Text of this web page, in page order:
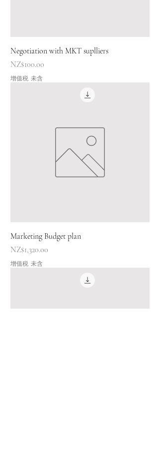
Negotiation with MKT suplliers
價格
NZ$100.00
增值税 未含
Marketing Budget plan
價格
NZ$1,320.00
增值税 未含